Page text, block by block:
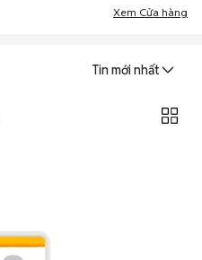
Xem Cửa hàng
Tin mới nhất